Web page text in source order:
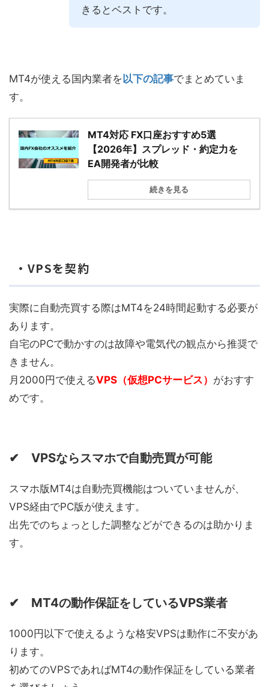
きるとベストです。
MT4が使える国内業者を 以下の記事でまとめていま
す。
MT4対応 FX口座おすすめ5選
【2026年】スプレッド・約定力を
EA開発者が比較
続きを見る
・VPSを契約
実際に自動売買する際はMT4を24時間起動する必要が
あります。
自宅のPCで動かすのは故障や電気代の観点から推奨で
きません。
月2000円で使えるVPS（仮想PCサービス） がおすす
めです。
✔ VPSならスマホで自動売買が可能
スマホ版MT4は自動売買機能はついていませんが、
VPS経由でPC版が使えます。
出先でのちょっとした調整などができるのは助かりま
す。
✔ MT4の動作保証をしているVPS業者
1000円以下で使えるような格安VPSは動作に不安があ
ります。
初めてのVPSであればMT4の動作保証をしている業者